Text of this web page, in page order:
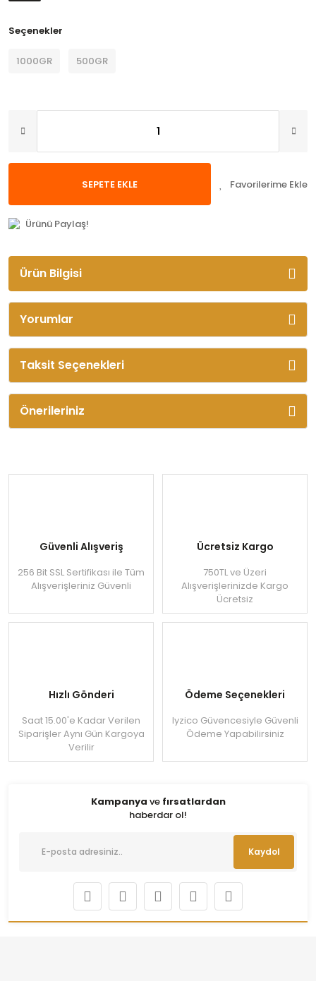
Seçenekler
1000GR 500GR
SEPETE EKLE
Ürünü Paylaş!
Ürün Bilgisi
Yorumlar
Taksit Seçenekleri
Önerileriniz
Güvenli Alışveriş
256 Bit SSL Sertifikası ile Tüm
Alışverişleriniz Güvenli
Ücretsiz Kargo
750TL ve Üzeri
Alışverişlerinizde Kargo
Ücretsiz
Hızlı Gönderi
Saat 15.00'e Kadar Verilen
Siparişler Aynı Gün Kargoya
Verilir
Ödeme Seçenekleri
Iyzico Güvencesiyle Güvenli
Ödeme Yapabilirsiniz
Kampanya ve fırsatlardan
haberdar ol!
Kaydol